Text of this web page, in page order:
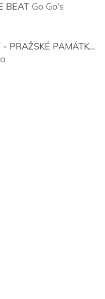
BEAT Go Go's
z 5 hvězdiček.
VYSTŘIHOVÁNKY - PRAŽSKÉ PAMÁTKY
z 5 hvězdiček.